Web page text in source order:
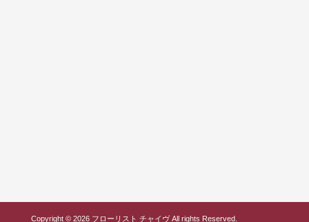
Copyright © 2026 フローリスト チャイヴ All rights Reserved.